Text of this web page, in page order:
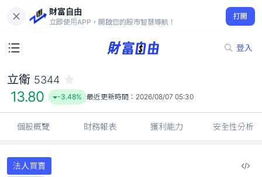
財富自由
立即使用APP，開啟您的股市智慧導航！
打開
登入
13.80
-3.48%
立衛 5344
13.80 -3.48% 最近更新時間： 2026/08/07 05:30
個股概覽 財務報表 獲利能力 安全性分析
法人買賣